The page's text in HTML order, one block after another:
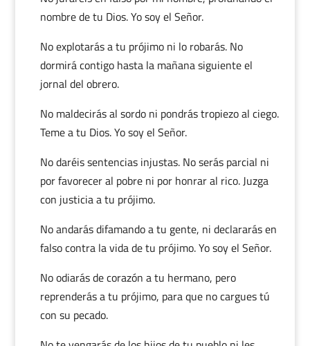
nombre de tu Dios. Yo soy el Señor.
No explotarás a tu prójimo ni lo robarás. No
dormirá contigo hasta la mañana siguiente el
jornal del obrero.
No maldecirás al sordo ni pondrás tropiezo al ciego.
Teme a tu Dios. Yo soy el Señor.
No daréis sentencias injustas. No serás parcial ni
por favorecer al pobre ni por honrar al rico. Juzga
con justicia a tu prójimo.
No andarás difamando a tu gente, ni declararás en
falso contra la vida de tu prójimo. Yo soy el Señor.
No odiarás de corazón a tu hermano, pero
reprenderás a tu prójimo, para que no cargues tú
con su pecado.